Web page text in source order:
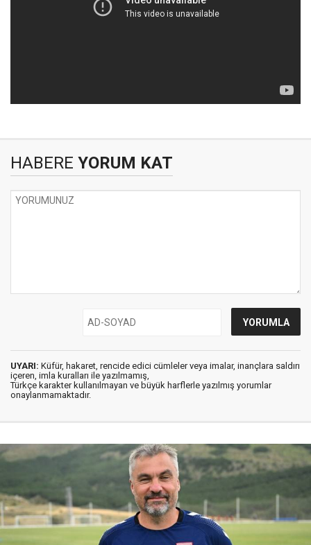
HABERE YORUM KAT
UYARI: Küfür, hakaret, rencide edici cümleler veya imalar, inançlara saldırı
içeren, imla kuralları ile yazılmamış,
Türkçe karakter kullanılmayan ve büyük harflerle yazılmış yorumlar
onaylanmamaktadır.